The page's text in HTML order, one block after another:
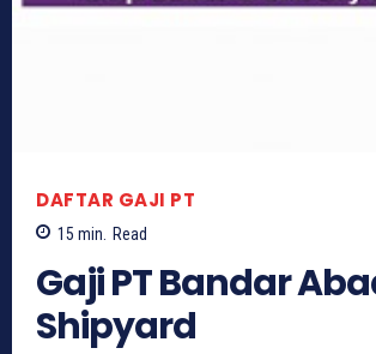
DAFTAR GAJI PT
15 min. Read
Gaji PT Bandar
Shipyard